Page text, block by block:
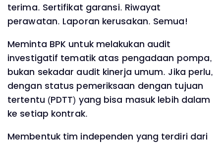
terima. Sertifikat garansi. Riwayat
perawatan. Laporan kerusakan. Semua!
Meminta BPK untuk melakukan audit
investigatif tematik atas pengadaan pompa,
bukan sekadar audit kinerja umum. Jika perlu,
dengan status pemeriksaan dengan tujuan
tertentu (PDTT) yang bisa masuk lebih dalam
ke setiap kontrak.
Membentuk tim independen yang terdiri dari